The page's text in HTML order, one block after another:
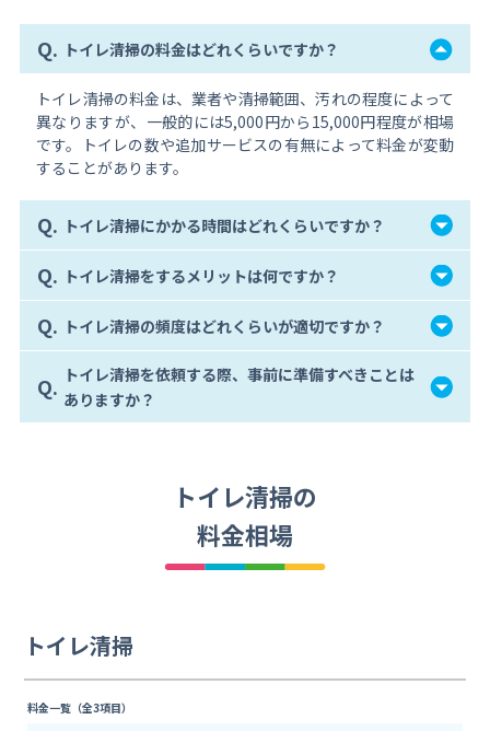
Q. トイレ清掃の料金はどれくらいですか？
トイレ清掃の料金は、業者や清掃範囲、汚れの程度によって
異なりますが、一般的には5,000円から15,000円程度が相場
です。トイレの数や追加サービスの有無によって料金が変動
することがあります。
Q. トイレ清掃にかかる時間はどれくらいですか？
Q. トイレ清掃をするメリットは何ですか？
Q. トイレ清掃の頻度はどれくらいが適切ですか？
Q. トイレ清掃を依頼する際、事前に準備すべきことは
ありますか？
トイレ清掃の
料金相場
トイレ清掃
料金一覧（全3項目）